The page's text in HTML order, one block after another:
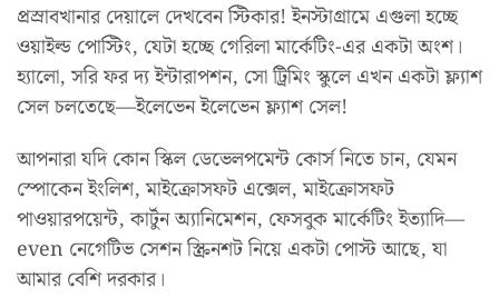
প্রস্রাবখানার দেয়ালে দেখবেন স্টিকার! ইনস্টাগ্রামে এগুলা হচ্ছে
ওয়াইল্ড পোস্টিং, যেটা হচ্ছে গেরিলা মার্কেটিং-এর একটা অংশ।
হ্যালো, সরি ফর দ্য ইন্টারাপশন, সো ট্রিমিং স্কুলে এখন একটা ফ্ল্যাশ
সেল চলতেছে—ইলেভেন ইলেভেন ফ্ল্যাশ সেল!
আপনারা যদি কোন স্কিল ডেভেলপমেন্ট কোর্স নিতে চান, যেমন
স্পোকেন ইংলিশ, মাইক্রোসফট এক্সেল, মাইক্রোসফট
পাওয়ারপয়েন্ট, কার্টুন অ্যানিমেশন, ফেসবুক মার্কেটিং ইত্যাদি—
even নেগেটিভ সেশন স্ক্রিনশট নিয়ে একটা পোস্ট আছে, যা
আমার বেশি দরকার।